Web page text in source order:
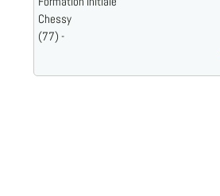
Chessy
(77) -